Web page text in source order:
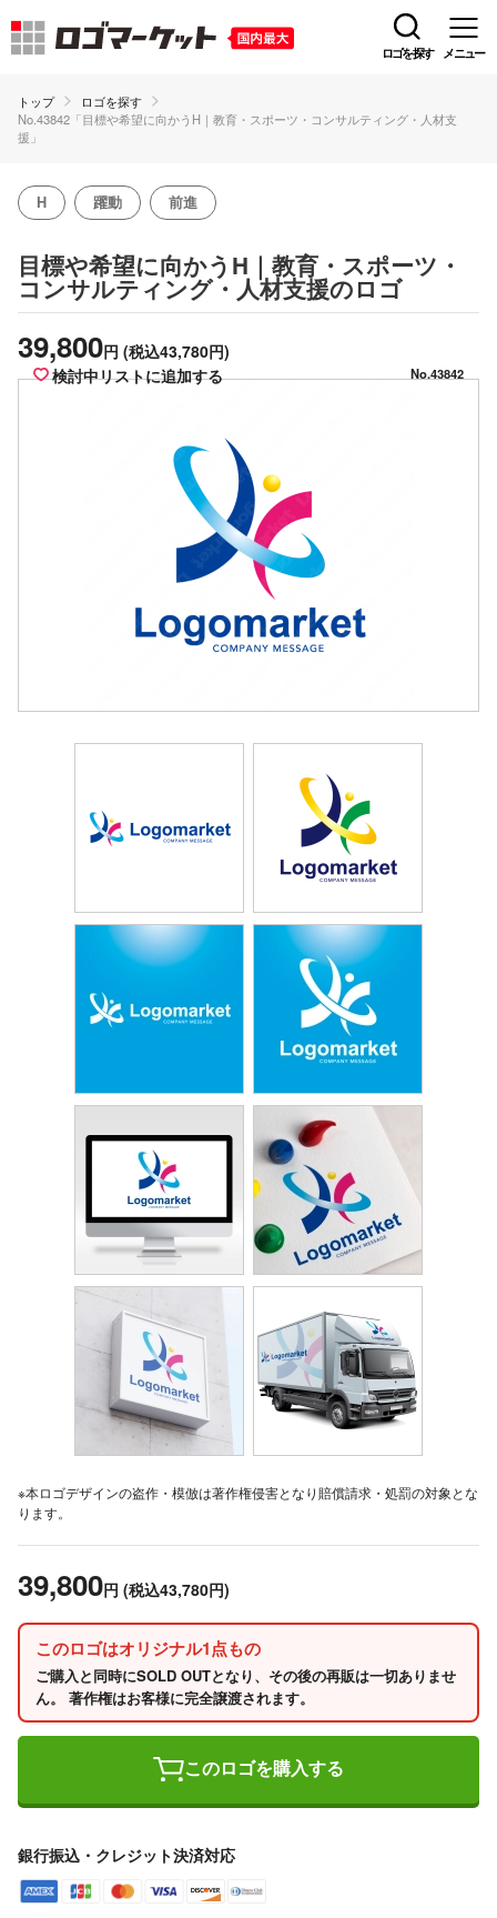
ロゴを探す メニュー
トップ
ロゴを探す
No.43842「目標や希望に向かうH｜教育・スポーツ・コンサルティング・人材支
援」
H 躍動 前進
目標や希望に向かうH｜教育・スポーツ・
コンサルティング・人材支援のロゴ
39,800円 (税込43,780円)
検討中リストに追加する
No.43842
※本ロゴデザインの盗作・模倣は著作権侵害となり賠償請求・処罰の対象とな
ります。
39,800円 (税込43,780円)
このロゴはオリジナル1点もの
ご購入と同時にSOLD OUTとなり、その後の再販は一切ありませ
ん。 著作権はお客様に完全譲渡されます。
このロゴを購入する
銀行振込・クレジット決済対応